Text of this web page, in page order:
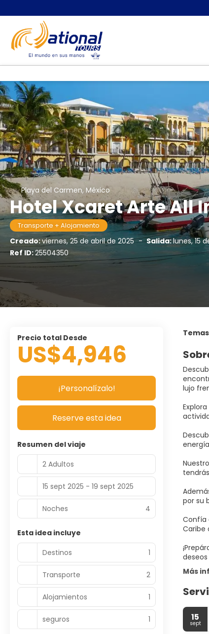
Playa del Carmen, México
Hotel Xcaret Arte All
Transporte + Alojamiento
Creado:viernes, 25 de abril de 2025 - Salida:lunes, 15
Ref ID:25504350
Temas
lujo
por su
Confía
Caribe
Más
15
sept
Precio total Desde
US$4,946
¡Personalízalo!
Reserve esta idea
Resumen del viaje
2 Adultos
15 sept 2025 - 19 sept 2025
Noches 4
Esta idea incluye
Destinos
1
Transporte 2
Alojamientos 1
seguros 1